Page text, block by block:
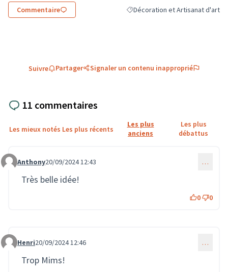
Commentaire Filtrer les résultats de la
Décoration et Artisanat d'art
Suivre Partager Signaler un contenu inapproprié
11 commentaires
Les mieux notés Les plus récents
Les plus
anciens
Les plus
débattus
Commentaire 2166
Anthony20/09/2024 12:43 …
Très belle idée!
0 0
Commentaire 2167
Henri20/09/2024 12:46 …
Trop Mims!